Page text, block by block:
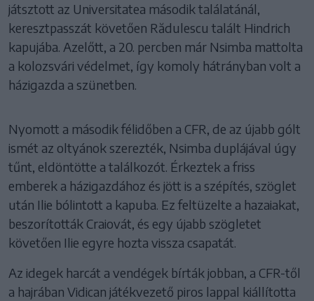
játsztott az Universitatea második találatánál,
keresztpasszát követően Rădulescu talált Hindrich
kapujába. Azelőtt, a 20. percben már Nsimba mattolta
a kolozsvári védelmet, így komoly hátrányban volt a
házigazda a szünetben.
Nyomott a második félidőben a CFR, de az újabb gólt
ismét az oltyánok szerezték, Nsimba duplájával úgy
tűnt, eldöntötte a találkozót. Érkeztek a friss
emberek a házigazdához és jött is a szépítés, szöglet
után Ilie bólintott a kapuba. Ez feltüzelte a hazaiakat,
beszorították Craiovát, és egy újabb szögletet
követően Ilie egyre hozta vissza csapatát.
Az idegek harcát a vendégek bírták jobban, a CFR-től
a hajrában Vidican játékvezető piros lappal kiállította